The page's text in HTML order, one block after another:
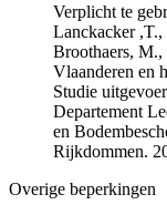
Verplicht te
Lanckacker
Broothaers,
Vlaanderen en
Studie
Departement
en
Rijkdommen.
Overige beperkingen